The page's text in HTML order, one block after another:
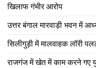
खिलाफ गंभीर आरोप
उत्तर बंगाल मारवाड़ी भवन में
सिलीगुड़ी में मालवाहक लॉरी
राजगंज में खेत में काम करने गए